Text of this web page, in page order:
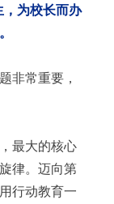
为校长而办
非常重要，
最大的核心
律。迈向第
行动教育一